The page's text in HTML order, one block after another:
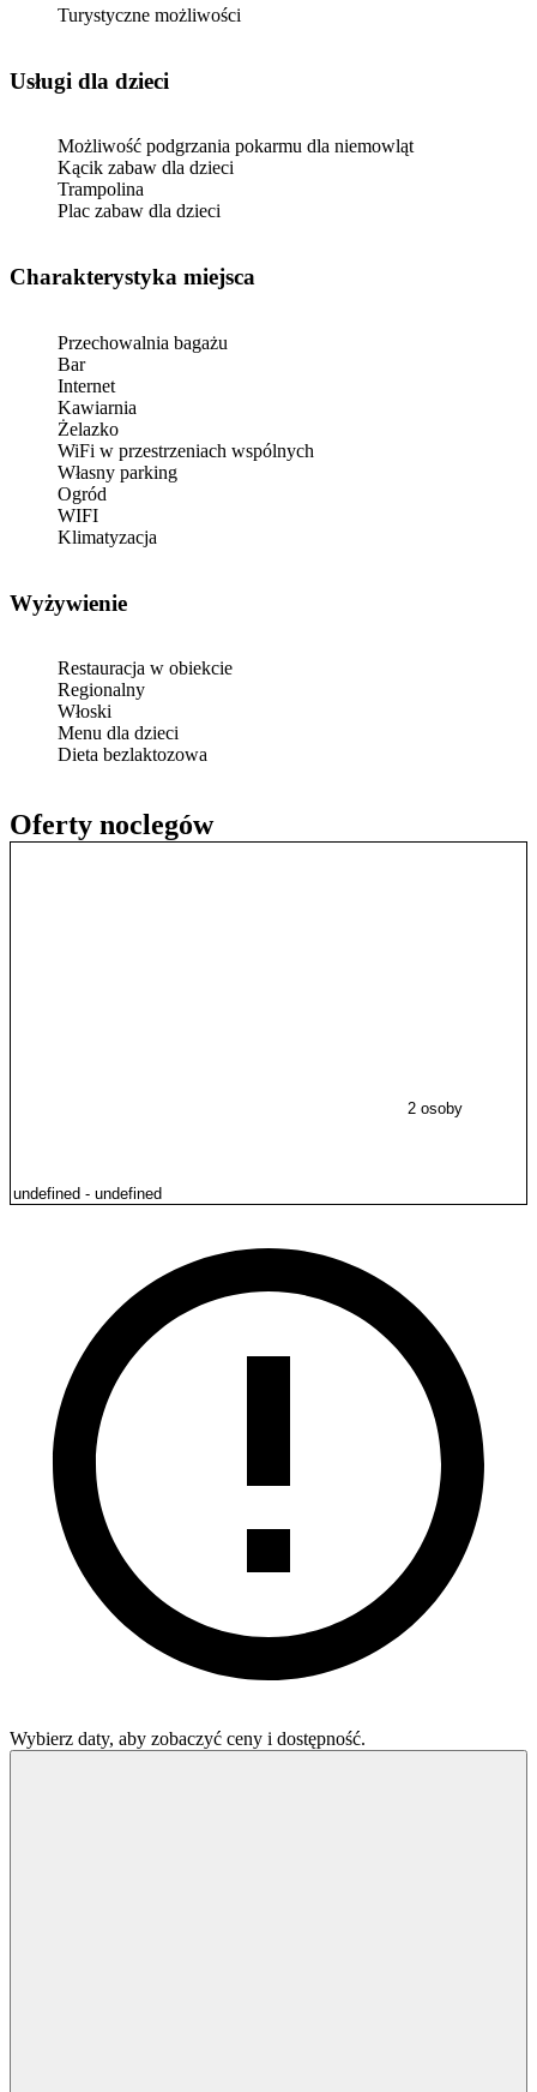
Oferty noclegów
2 osoby
Wybierz daty, aby zobaczyć ceny i dostępność.
Turystyczne możliwości
usługi dla dzieci
Możliwość podgrzania pokarmu dla niemowląt
Kącik zabaw dla dzieci
Trampolina
Plac zabaw dla dzieci
Charakterystyka miejsca
Przechowalnia bagażu
Bar
Internet
Kawiarnia
Żelazko
WiFi w przestrzeniach wspólnych
Własny parking
Ogród
WIFI
Klimatyzacja
Wyżywienie
Restauracja w obiekcie
Regionalny
Włoski
Menu dla dzieci
Dieta bezlaktozowa